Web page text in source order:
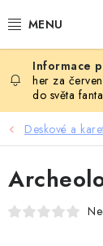
na
KOMPLETNÍ
PODLE VĚKU
her za
do světa
Deskové a